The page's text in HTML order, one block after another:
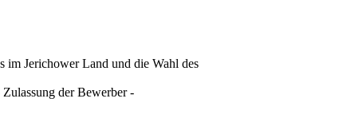
im Jerichower Land und die Wahl des
der Bewerber -